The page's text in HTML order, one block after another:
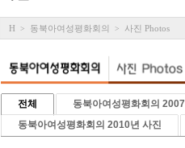
H > 동북아여성평화회의 > 사진 Photos
전체
동북아여성평화회의
동북아여성평화회의 2010년 사진